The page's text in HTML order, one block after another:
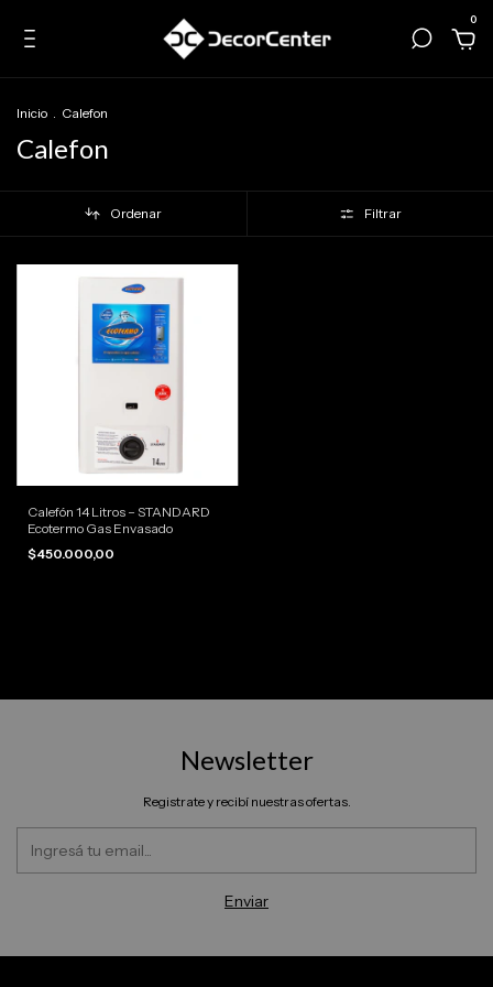
0
Inicio . Calefon
Calefon
Ordenar Filtrar
Calefón 14 Litros – STANDARD
Ecotermo Gas Envasado
$450.000,00
Newsletter
Registrate y recibí nuestras ofertas.